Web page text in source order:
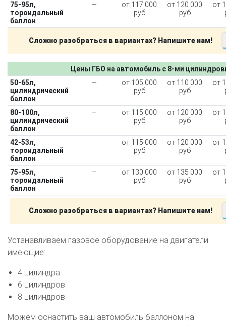
75-95л,
тороидальный
баллон
—
от 117 000
руб
от 120 000
руб
от
Сложно разобраться в вариантах? Напишите нам!
Цены ГБО на автомобиль с 8-ми
50-65л,
цилиндрический
баллон
—
от 105 000
руб
от 110 000
руб
от
80-100л,
цилиндрический
баллон
—
от 115 000
руб
от 120 000
руб
от
42-53л,
тороидальный
баллон
—
от 115 000
руб
от 120 000
руб
от
75-95л,
тороидальный
баллон
—
от 130 000
руб
от 135 000
руб
от
Сложно разобраться в вариантах? Напишите нам!
Устанавливаем газовое оборудование на двигатели
имеющие:
4 цилиндра
6 цилиндров
8 цилиндров
Можем оснастить ваш автомобиль баллоном на